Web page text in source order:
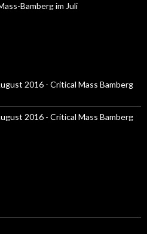
Bamberg im Juli
2016 - Critical Mass Bamberg
2016 - Critical Mass Bamberg